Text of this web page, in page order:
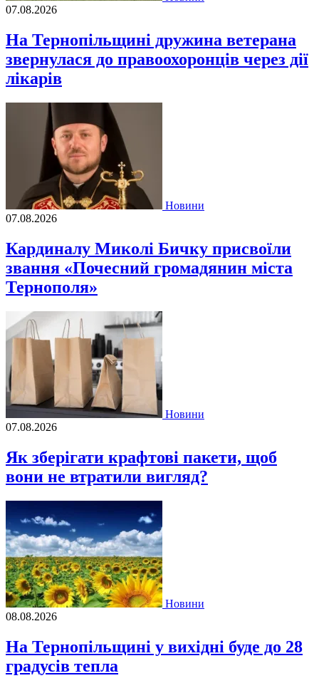
07.08.2026
На Тернопільщині дружина ветерана
звернулася до правоохоронців через дії
лікарів
Новини
07.08.2026
Кардиналу Миколі Бичку присвоїли
звання «Почесний громадянин міста
Тернополя»
Новини
07.08.2026
Як зберігати крафтові пакети, щоб
вони не втратили вигляд?
Новини
08.08.2026
На Тернопільщині у вихідні буде до 28
градусів тепла